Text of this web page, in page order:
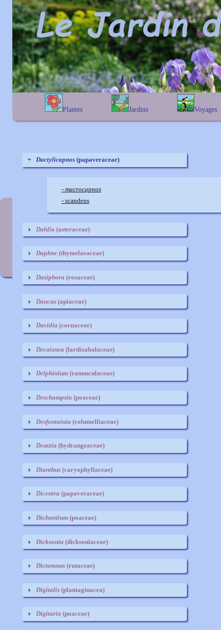
Plantes
A B C D
E
P
S
U
V W X
Y
Jardins
alphabétique
Voyages
En Belgique
C
Dactylicapnos(papaveraceae)
- macrocapnos
- scandens
Dahlia (asteraceae)
Daphne(thymelaeaceae)
Dasiphora (rosaceae)
Daucus(apiaceae)
Davidia (cornaceae)
Decaisnea (lardizabalaceae)
Delphinium(ranunculaceae)
Deschampsia (poaceae)
Desfontainia (columelliaceae)
Deutzia (hydrangeaceae)
Dianthus(caryophyllaceae)
Dicentra (papaveraceae)
Dichantium(poaceae)
Dicksonia (dicksoniaceae)
Dictamnus(rutaceae)
Digitalis(plantaginacea)
Digitaria (poaceae)